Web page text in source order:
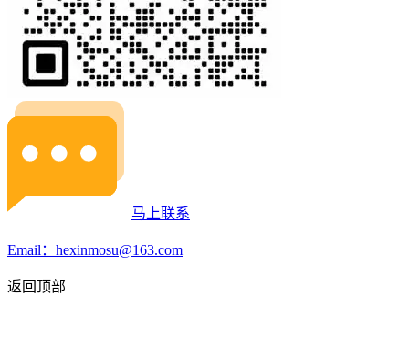
马上联系
Email：hexinmosu@163.com
返回顶部